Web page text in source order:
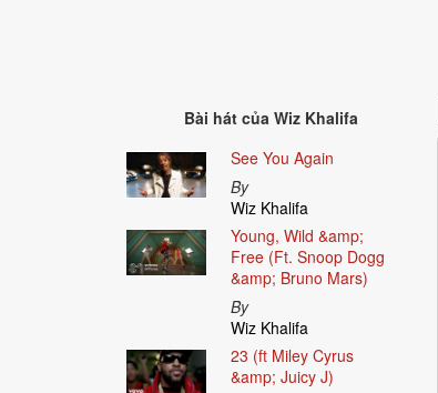
Bài hát của Wiz Khalifa
See You Again
By
Wiz Khalifa
Young, Wild &amp;
Free (Ft. Snoop Dogg
&amp; Bruno Mars)
By
Wiz Khalifa
23 (ft Miley Cyrus
&amp; Juicy J)